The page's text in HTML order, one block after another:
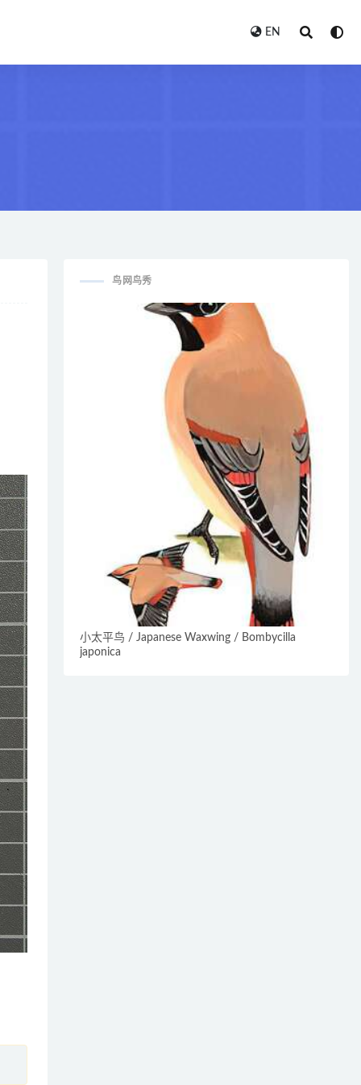
EN
鸟网鸟秀
小太平鸟 / Japanese Waxwing / Bombycilla
japonica